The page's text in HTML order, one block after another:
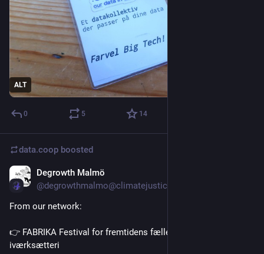
ALT
0 5 14
data.coop boosted
Degrowth Malmö
From our network:
👉 FABRIKA Festival for fremtidens fællesskabende
iværksætteri